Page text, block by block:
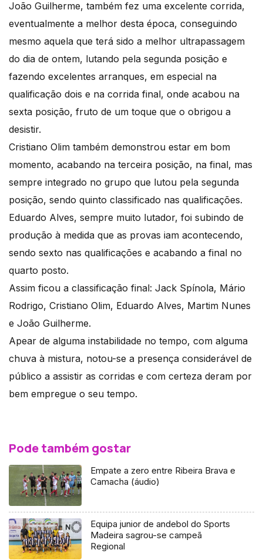
João Guilherme, também fez uma excelente corrida,
eventualmente a melhor desta época, conseguindo
mesmo aquela que terá sido a melhor ultrapassagem
do dia de ontem, lutando pela segunda posição e
fazendo excelentes arranques, em especial na
qualificação dois e na corrida final, onde acabou na
sexta posição, fruto de um toque que o obrigou a
desistir.
Cristiano Olim também demonstrou estar em bom
momento, acabando na terceira posição, na final, mas
sempre integrado no grupo que lutou pela segunda
posição, sendo quinto classificado nas qualificações.
Eduardo Alves, sempre muito lutador, foi subindo de
produção à medida que as provas iam acontecendo,
sendo sexto nas qualificações e acabando a final no
quarto posto.
Assim ficou a classificação final: Jack Spínola, Mário
Rodrigo, Cristiano Olim, Eduardo Alves, Martim Nunes
e João Guilherme.
Apear de alguma instabilidade no tempo, com alguma
chuva à mistura, notou-se a presença considerável de
público a assistir as corridas e com certeza deram por
bem empregue o seu tempo.
Pode também gostar
Empate a zero entre Ribeira Brava e
Camacha (áudio)
Equipa junior de andebol do Sports
Madeira sagrou-se campeã
Regional